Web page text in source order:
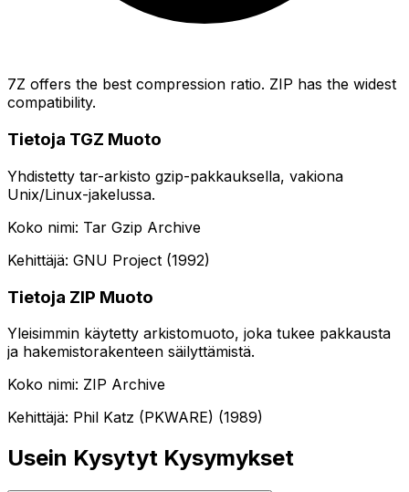
7Z offers the best compression ratio. ZIP has the widest
compatibility.
Tietoja TGZ Muoto
Yhdistetty tar-arkisto gzip-pakkauksella, vakiona
Unix/Linux-jakelussa.
Koko nimi: Tar Gzip Archive
Kehittäjä: GNU Project (1992)
Tietoja ZIP Muoto
Yleisimmin käytetty arkistomuoto, joka tukee pakkausta
ja hakemistorakenteen säilyttämistä.
Koko nimi: ZIP Archive
Kehittäjä: Phil Katz (PKWARE) (1989)
Usein Kysytyt Kysymykset